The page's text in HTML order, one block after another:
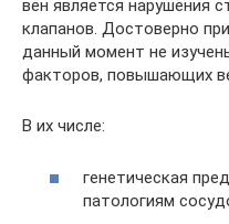
вен является нарушения
клапанов. Достоверно
данный момент не
факторов, повышающих
В их числе:
генетическая
патологиям